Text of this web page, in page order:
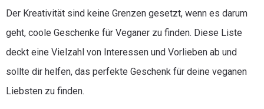
Der Kreativität sind keine Grenzen gesetzt, wenn es darum
geht, coole Geschenke für Veganer zu finden. Diese Liste
deckt eine Vielzahl von Interessen und Vorlieben ab und
sollte dir helfen, das perfekte Geschenk für deine veganen
Liebsten zu finden.